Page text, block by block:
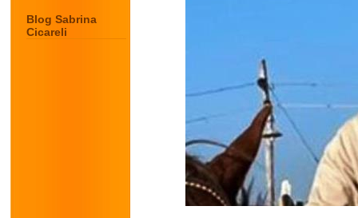
Blog Sabrina
Cicareli